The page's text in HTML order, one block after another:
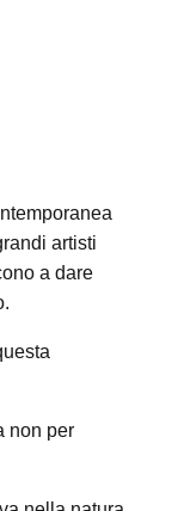
artisti
a dare
non per